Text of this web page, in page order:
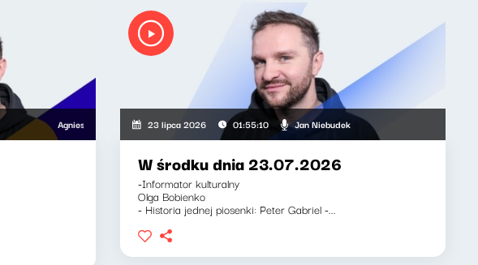
Agnieszka Lipka-Barnett, Jan Niebudek
23 lipca 2026 01:55:10 Jan Niebudek
W środku dnia 23.07.2026
-Informator kulturalny
Olga Bobienko
- Historia jednej piosenki: Peter Gabriel -...